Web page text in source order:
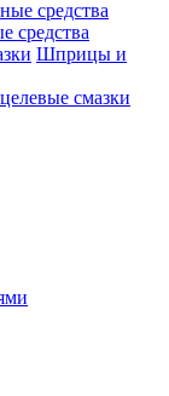
средства
Шприцы и
смазки